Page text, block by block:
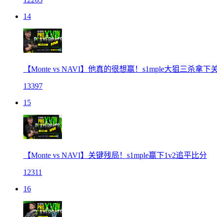
14
【Monte vs NAVI】他真的很想赢！s1mple大狙三杀拿下
13397
15
【Monte vs NAVI】关键残局！s1mple赢下1v2追平比分
12311
16